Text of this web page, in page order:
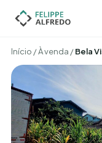
Início /À venda /Bela